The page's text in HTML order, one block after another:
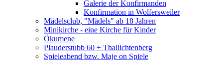
Galerie der Konfirmanden
Konfirmation in Wolfersweiler
Mädelsclub, "Mädels" ab 18 Jahren
Minikirche - eine Kirche für Kinder
Ökumene
Plauderstubb 60 + Thallichtenberg
Spieleabend bzw. Maje on Spiele